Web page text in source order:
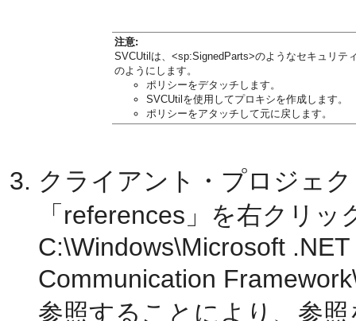
注意:
SVCUtilは、<sp:SignedParts>のようなセキュリテ
のようにします。
ポリシーをデタッチします。
SVCUtilを使用してプロキシを作成します。
ポリシーをアタッチして元に戻します。
クライアント・プロジェ
「references」を右クリ
C:\Windows\Microsoft
Communication
参照することにより、参